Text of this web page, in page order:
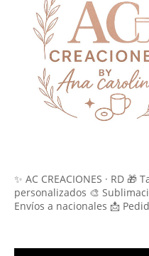
✨ AC CREACIONES · RD 🎁
personalizados 🎨
Envíos a nacionales 📩